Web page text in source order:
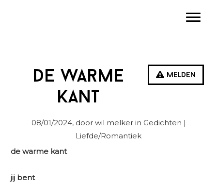
Melden
De warme
kant
08/01/2024, door wil melker in Gedichten |
Liefde/Romantiek
de warme kant
jij bent